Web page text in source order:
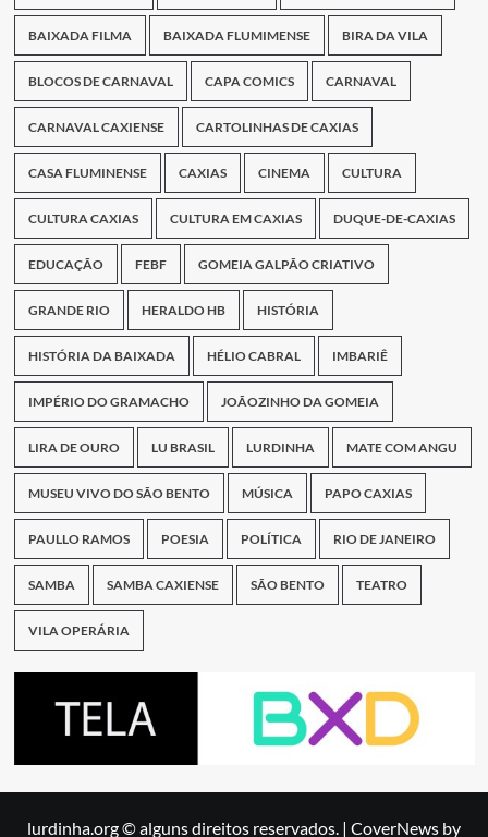
BAIXADA FILMA BAIXADA FLUMIMENSE BIRA DA VILA
BLOCOS DE CARNAVAL CAPA COMICS CARNAVAL
CARNAVAL CAXIENSE CARTOLINHAS DE CAXIAS
CASA FLUMINENSE CAXIAS CINEMA CULTURA
CULTURA CAXIAS CULTURA EM CAXIAS DUQUE-DE-CAXIAS
EDUCAÇÃO FEBF GOMEIA GALPÃO CRIATIVO
GRANDE RIO HERALDO HB HISTÓRIA
HISTÓRIA DA BAIXADA HÉLIO CABRAL IMBARIÊ
IMPÉRIO DO GRAMACHO JOÃOZINHO DA GOMEIA
LIRA DE OURO LU BRASIL LURDINHA MATE COM ANGU
MUSEU VIVO DO SÃO BENTO MÚSICA PAPO CAXIAS
PAULLO RAMOS POESIA POLÍTICA RIO DE JANEIRO
SAMBA SAMBA CAXIENSE SÃO BENTO TEATRO
VILA OPERÁRIA
lurdinha.org © alguns direitos reservados. | CoverNews by